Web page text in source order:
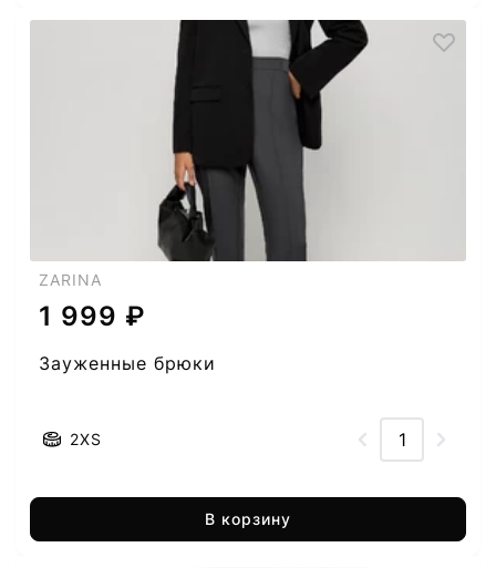
ZARINA
1 999 ₽
Зауженные брюки
2XS
В корзину